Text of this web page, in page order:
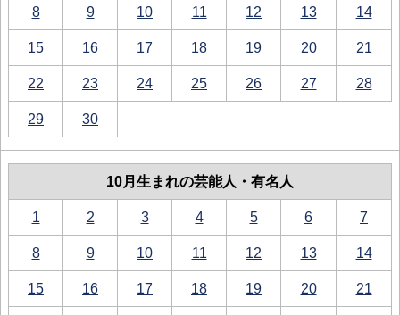
8 9 10 11 12 13 14
15 16 17 18 19 20 21
22 23 24 25 26 27 28
29 30
10月生まれの芸能人・有名人
1 2 3 4 5 6 7
8 9 10 11 12 13 14
15 16 17 18 19 20 21